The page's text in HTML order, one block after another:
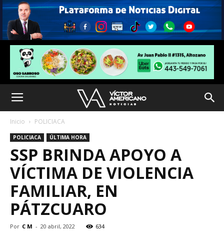
Inicio POLICIACA
POLICIACA ÚLTIMA HORA
SSP BRINDA APOYO A
VÍCTIMA DE VIOLENCIA
FAMILIAR, EN
PÁTZCUARO
Por C M - 20 abril, 2022 634